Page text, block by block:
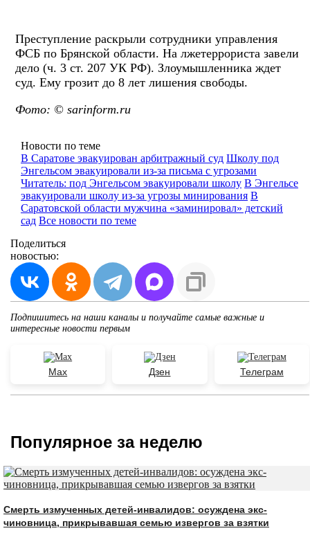
Преступление раскрыли сотрудники управления
ФСБ по Брянской области. На лжетеррориста завели
дело (ч. 3 ст. 207 УК РФ). Злоумышленника ждет
суд. Ему грозит до 8 лет лишения свободы.
Фото: © sarinform.ru
Новости по теме
В Саратове эвакуирован арбитражный суд Школу под
Энгельсом эвакуировали из-за письма с угрозами
Читатель: под Энгельсом эвакуировали школу В Энгельсе
эвакуировали школу из-за угрозы минирования В
Саратовской области мужчина «заминировал» детский
сад Все новости по теме
Поделиться
новостью:
Подпишитесь на наши каналы и получайте самые важные и
интересные новости первым
Max Дзен Телеграм
Популярное за неделю
Смерть измученных детей-инвалидов: осуждена экс-
чиновница, прикрывавшая семью извергов за взятки